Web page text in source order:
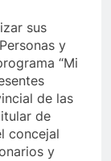
sus
y
“Mi
de las
de
concejal
y